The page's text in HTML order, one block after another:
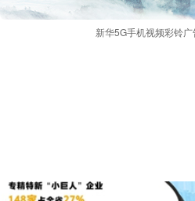
新华5G手机视频彩铃